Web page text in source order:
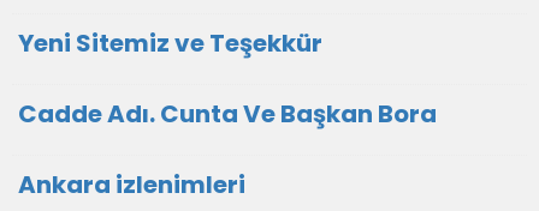
Yeni Sitemiz ve Teşekkür
Cadde Adı. Cunta Ve Başkan Bora
Ankara izlenimleri